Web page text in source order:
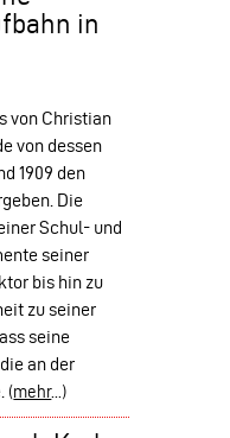
in
von Christian
von dessen
1909 den
Die
Schul- und
seiner
bis hin zu
zu seiner
seine
an der
(mehr...)